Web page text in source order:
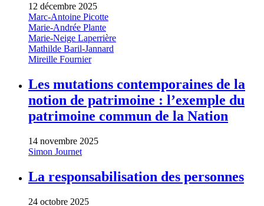
12 décembre 2025
Marc-Antoine Picotte
Marie-Andrée Plante
Marie-Neige Laperrière
Mathilde Baril-Jannard
Mireille Fournier
Les mutations contemporaines de la
notion de patrimoine : l’exemple du
patrimoine commun de la Nation
14 novembre 2025
Simon Journet
La responsabilisation des personnes
24 octobre 2025